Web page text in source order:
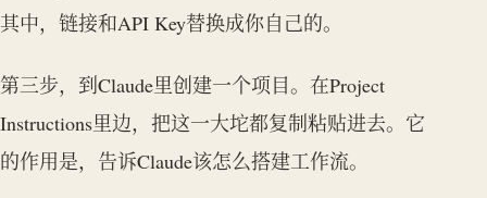
其中，链接和API Key替换成你自己的。
第三步，到Claude里创建一个项目。在Project
Instructions里边，把这一大坨都复制粘贴进去。它
的作用是，告诉Claude该怎么搭建工作流。